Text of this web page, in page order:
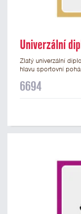
Univerzální
Zlatý univerzální
hlavu sportovní
formátu A4 a A5.
motivem vítězů s
6694